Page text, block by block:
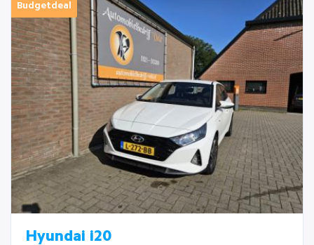
Budgetdeal
Hyundai i20